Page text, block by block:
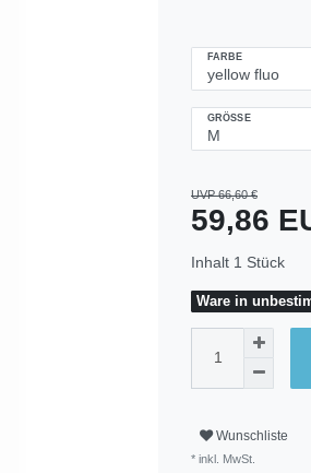
FARBE
GRÖSSE
UVP 66,60 €
59,86
Inhalt 1 Stück
Ware in
Wunschliste
* inkl. MwSt.